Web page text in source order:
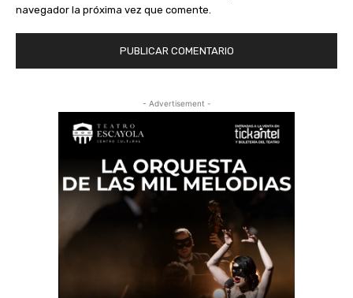
navegador la próxima vez que comente.
- Advertisement -